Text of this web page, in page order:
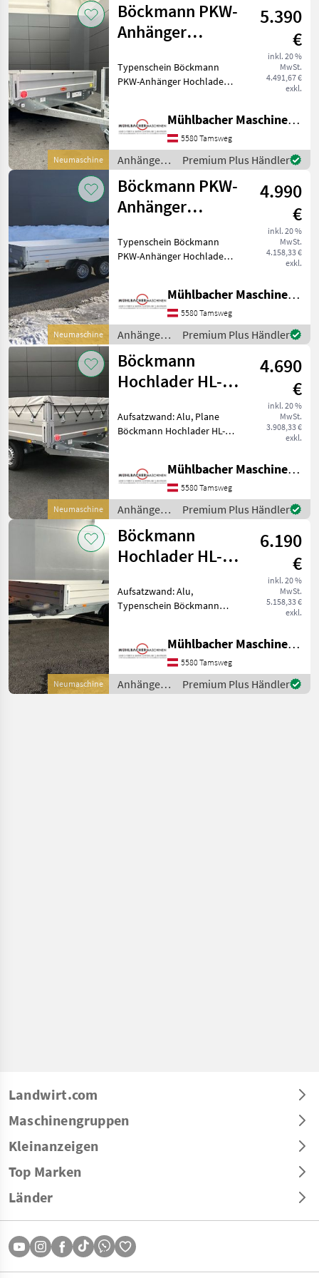
Neumaschine
Böckmann PKW-
Anhänger
3218/27F
3,24x1,80m
5.390
€
inkl. 20 %
MwSt.
4.491,67 €
exkl.
Typenschein Böckmann
PKW-Anhänger Hochlader
Alu - Eckrungen abnehmbar
- mit Langwegverschluss - 6
Stück Zurrb
Mühlbacher Maschinen GmbH
5580 Tamsweg
Anhänger /
Böckmann
Premium Plus Händler
Neumaschine
Böckmann PKW-
Anhänger
4121/27
4,14x2,10m
4.990
€
inkl. 20 %
MwSt.
4.158,33 €
exkl.
Typenschein Böckmann
PKW-Anhänger Hochlader
Zurrbügel - Stützrad
automatik - Bordwände in
Alu - Eckrungen abnehmba
Mühlbacher Maschinen GmbH
5580 Tamsweg
Anhänger /
Böckmann
Premium Plus Händler
Neumaschine
Böckmann
Hochlader HL-AL
4.690
€
inkl. 20 %
MwSt.
3.908,33 €
exkl.
Aufsatzwand: Alu, Plane
Böckmann Hochlader HL-AL
Stützrad - Bordwände in
Alu - 6 Stück Zurrbügel in
Seitenblende m
Mühlbacher Maschinen GmbH
5580 Tamsweg
Anhänger /
Böckmann
Premium Plus Händler
Neumaschine
Böckmann
Hochlader HL-AL
niedere
Bauweise
6.190
€
inkl. 20 %
MwSt.
5.158,33 €
exkl.
Aufsatzwand: Alu,
Typenschein Böckmann
Ladehöhe, Stützrad
automatik - Bordwände in
Alu, Eckrungen abnehmbar
- 6 S
Mühlbacher Maschinen GmbH
5580 Tamsweg
Anhänger /
Böckmann
Premium Plus Händler
Landwirt.com
Maschinengruppen
Kleinanzeigen
Top Marken
Länder